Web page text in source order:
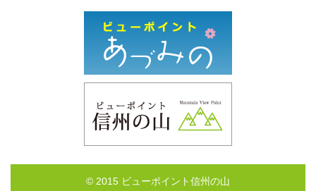
© 2015 ビューポイント信州の山